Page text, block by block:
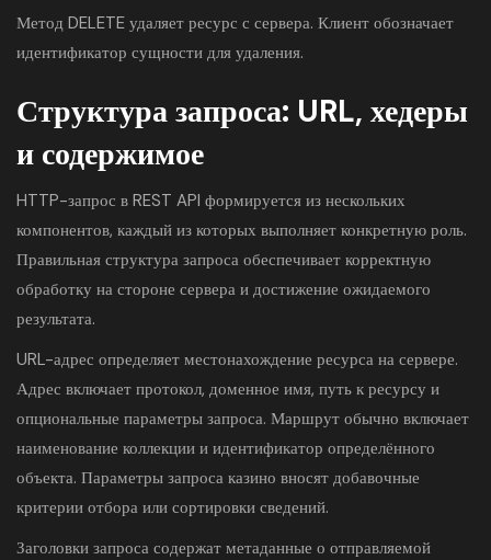
Метод DELETE удаляет ресурс с сервера. Клиент обозначает
идентификатор сущности для удаления.
Структура запроса: URL, хедеры
и содержимое
HTTP-запрос в REST API формируется из нескольких
компонентов, каждый из которых выполняет конкретную роль.
Правильная структура запроса обеспечивает корректную
обработку на стороне сервера и достижение ожидаемого
результата.
URL-адрес определяет местонахождение ресурса на сервере.
Адрес включает протокол, доменное имя, путь к ресурсу и
опциональные параметры запроса. Маршрут обычно включает
наименование коллекции и идентификатор определённого
объекта. Параметры запроса казино вносят добавочные
критерии отбора или сортировки сведений.
Заголовки запроса содержат метаданные о отправляемой